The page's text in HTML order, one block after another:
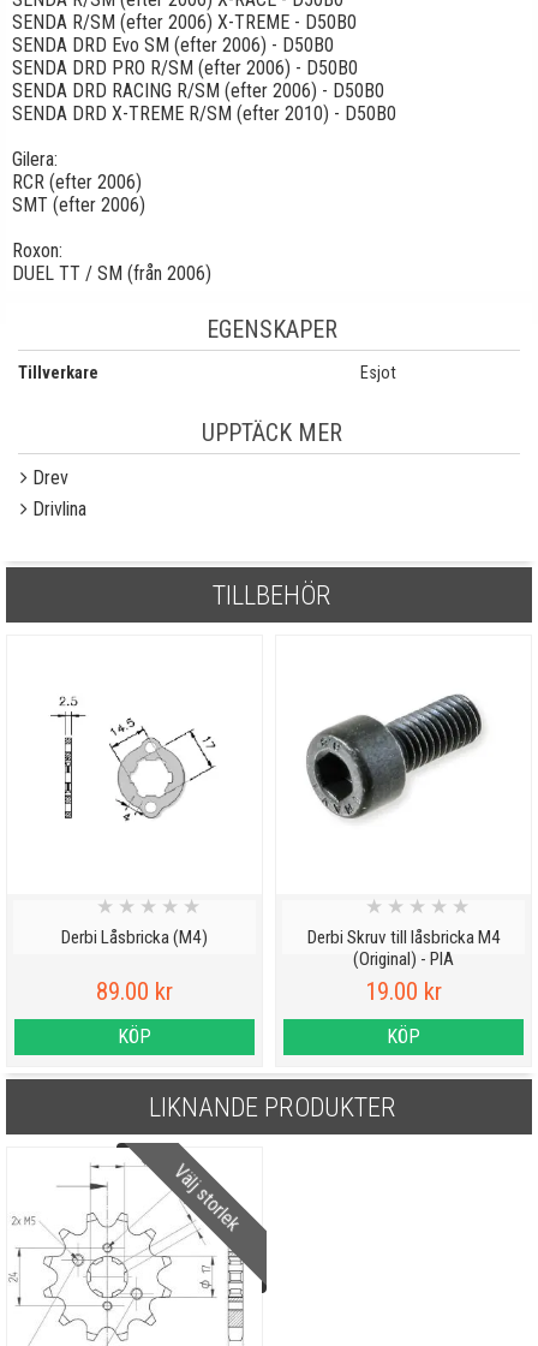
SENDA R/SM (efter 2006) X-TREME - D50B0
SENDA DRD Evo SM (efter 2006) - D50B0
SENDA DRD PRO R/SM (efter 2006) - D50B0
SENDA DRD RACING R/SM (efter 2006) - D50B0
SENDA DRD X-TREME R/SM (efter 2010) - D50B0
Gilera:
RCR (efter 2006)
SMT (efter 2006)
Roxon:
DUEL TT / SM (från 2006)
EGENSKAPER
Tillverkare Esjot
UPPTÄCK MER
Drev
Drivlina
TILLBEHÖR
Derbi Låsbricka (M4)
★ ★ ★ ★ ★
89.00 kr
KÖP
Derbi Skruv till låsbricka M4
(Original) - PIA
★ ★ ★ ★ ★
19.00 kr
KÖP
LIKNANDE PRODUKTER
Välj storlek